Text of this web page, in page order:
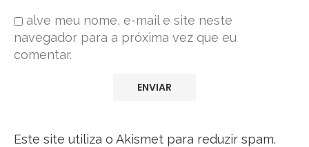
alve meu nome, e-mail e site neste
navegador para a próxima vez que eu
comentar.
Este site utiliza o Akismet para reduzir spam.